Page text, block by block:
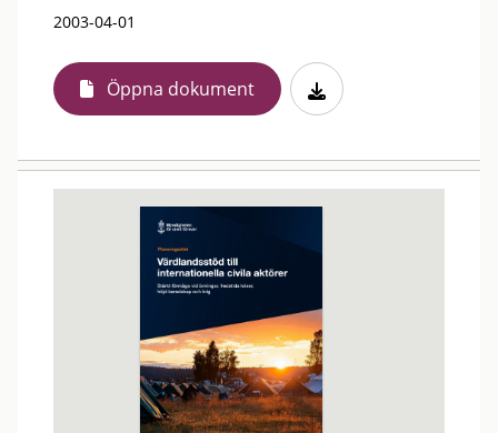
2003-04-01
Öppna dokument